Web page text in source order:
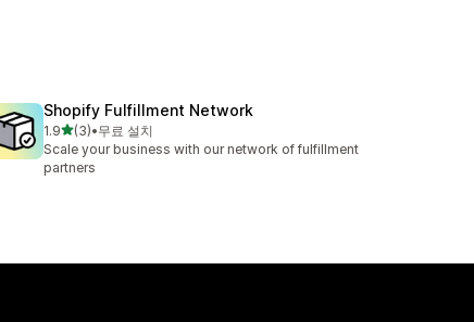
Shopify Fulfillment Network
1.9별 5개 중
(3)
총 리뷰 3개
•무료 설치
Scale your business with our network of fulfillment
partners